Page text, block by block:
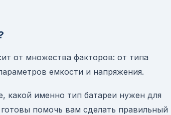
от множества факторов: от типа
емкости и напряжения.
какой именно тип батареи нужен для
помочь вам сделать правильный